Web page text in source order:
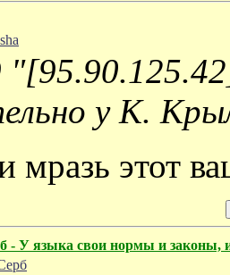
у К.
мразь этот
У языка свои нормы и законы,